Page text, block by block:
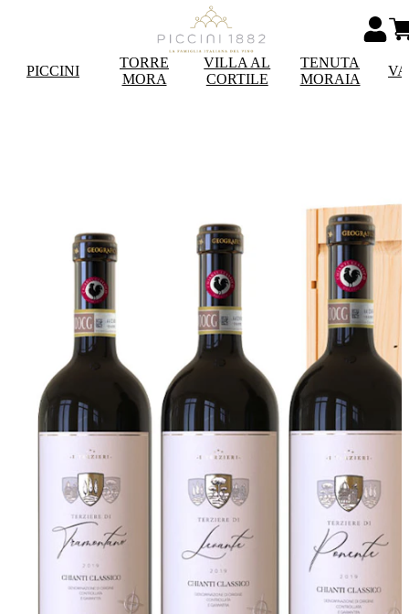
PICCINI
TORRE
MORA
VILLA AL
CORTILE
TENUTA
MORAIA